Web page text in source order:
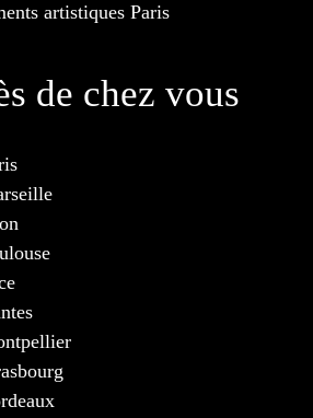
artistiques Paris
de chez vous